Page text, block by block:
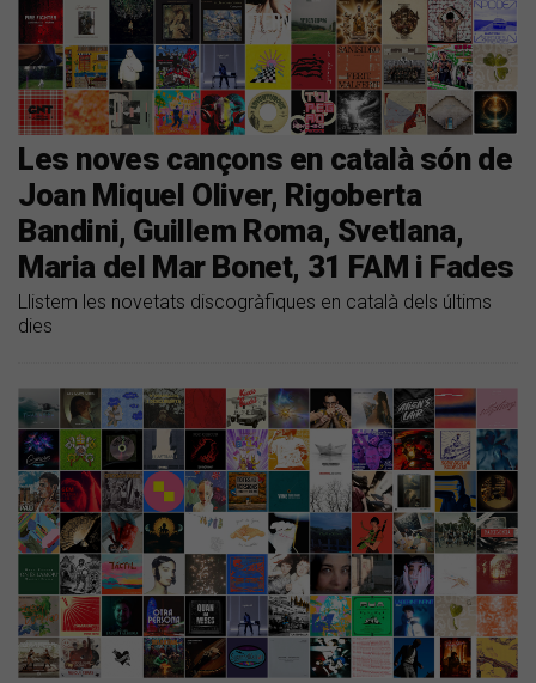
Les noves cançons en català són de
Joan Miquel Oliver, Rigoberta
Bandini, Guillem Roma, Svetlana,
Maria del Mar Bonet, 31 FAM i Fades
Llistem les novetats discogràfiques en català dels últims
dies